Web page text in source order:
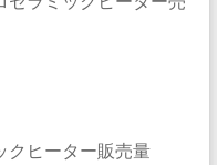
クヒーター販売量